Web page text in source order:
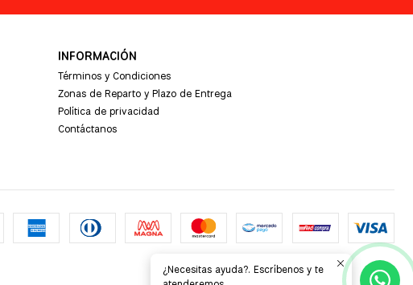
INFORMACIÓN
Términos y Condiciones
Zonas de Reparto y Plazo de Entrega
Política de privacidad
Contáctanos
¿Necesitas ayuda?. Escríbenos y te